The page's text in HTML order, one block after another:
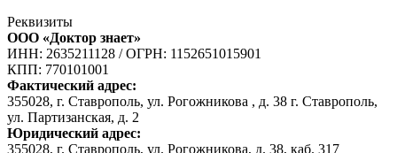
Реквизиты
ООО «Доктор знает»
ИНН: 2635211128 /ОГРН: 1152651015901
КПП: 770101001
Фактический адрес:
355028, г. Ставрополь, ул. Рогожникова , д. 38 г. Ставрополь,
ул. Партизанская, д. 2
Юридический адрес:
355028, г. Ставрополь, ул. Рогожникова, д. 38, каб. 317